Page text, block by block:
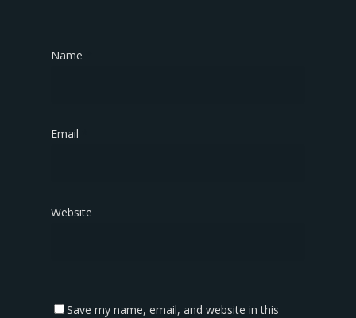
Name
Email
Website
Save my name, email, and website in this